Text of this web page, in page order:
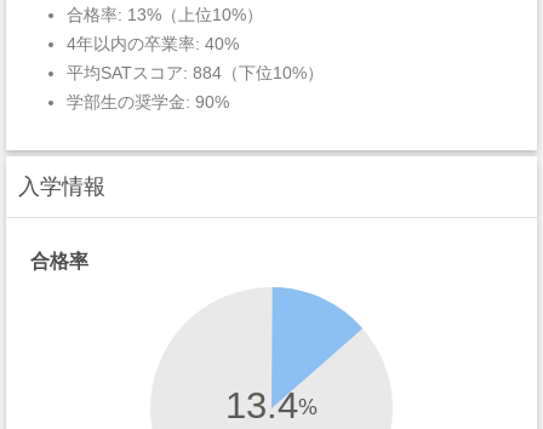
合格率: 13%（上位10%）
4年以内の卒業率: 40%
平均SATスコア: 884（下位10%）
学部生の奨学金: 90%
入学情報
合格率
13.4%